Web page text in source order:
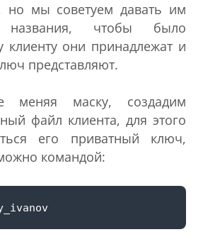
но мы советуем давать им
названия, чтобы было
клиенту они принадлежат и
представляют.
меняя маску, создадим
файл клиента, для этого
его приватный ключ,
командой: